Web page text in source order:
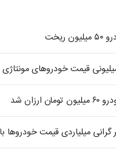
شد
میلیاردی قیمت خودروها